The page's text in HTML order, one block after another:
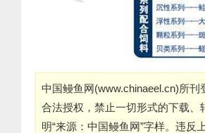
中国鳗鱼网(www.chinaeel.cn)所刊
合法授权，禁止一切形式的下载
明“来源：中国鳗鱼网”字样。违